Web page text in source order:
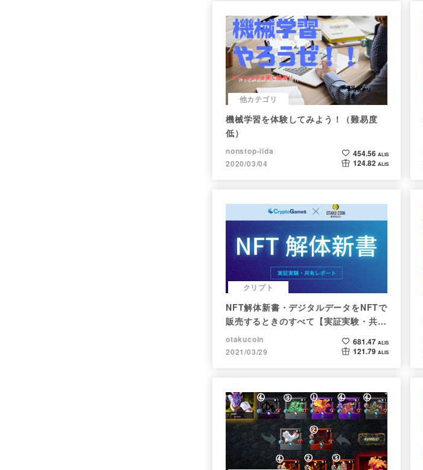
他カテゴリ
機械学習を体験してみよう！（難易度
低）
nonstop-iida
2020/03/04
454.56 ALIS
124.82 ALIS
クリプト
NFT解体新書・デジタルデータをNFTで
販売するときのすべて【実証実験・共有
レポート】
otakucoin
2021/03/29
681.47 ALIS
121.79 ALIS